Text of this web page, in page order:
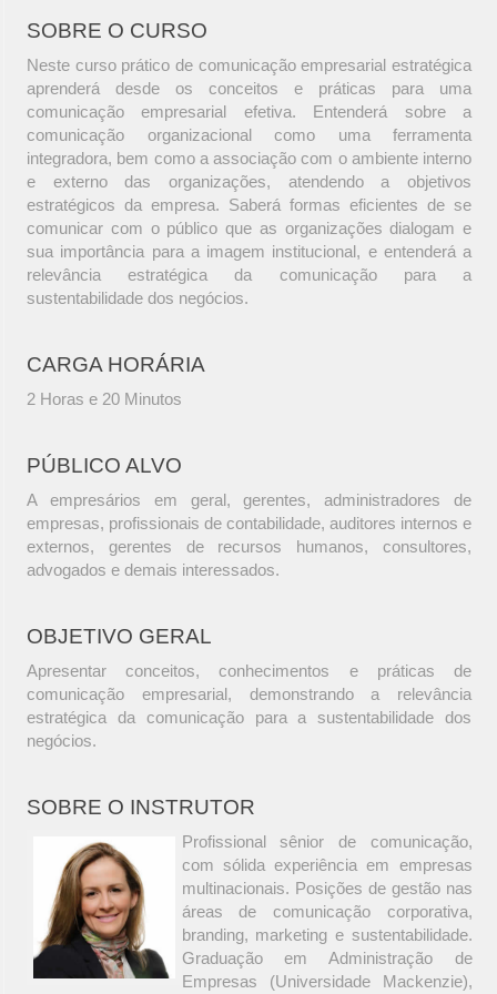
SOBRE O CURSO
Neste curso prático de comunicação empresarial estratégica
aprenderá desde os conceitos e práticas para uma
comunicação empresarial efetiva. Entenderá sobre a
comunicação organizacional como uma ferramenta
integradora, bem como a associação com o ambiente interno
e externo das organizações, atendendo a objetivos
estratégicos da empresa. Saberá formas eficientes de se
comunicar com o público que as organizações dialogam e
sua importância para a imagem institucional, e entenderá a
relevância estratégica da comunicação para a
sustentabilidade dos negócios.
CARGA HORÁRIA
2 Horas e 20 Minutos
PÚBLICO ALVO
A empresários em geral, gerentes, administradores de
empresas, profissionais de contabilidade, auditores internos e
externos, gerentes de recursos humanos, consultores,
advogados e demais interessados.
OBJETIVO GERAL
Apresentar conceitos, conhecimentos e práticas de
comunicação empresarial, demonstrando a relevância
estratégica da comunicação para a sustentabilidade dos
negócios.
SOBRE O INSTRUTOR
Profissional sênior de comunicação,
com sólida experiência em empresas
multinacionais. Posições de gestão nas
áreas de comunicação corporativa,
branding, marketing e sustentabilidade.
Graduação em Administração de
Empresas (Universidade Mackenzie),